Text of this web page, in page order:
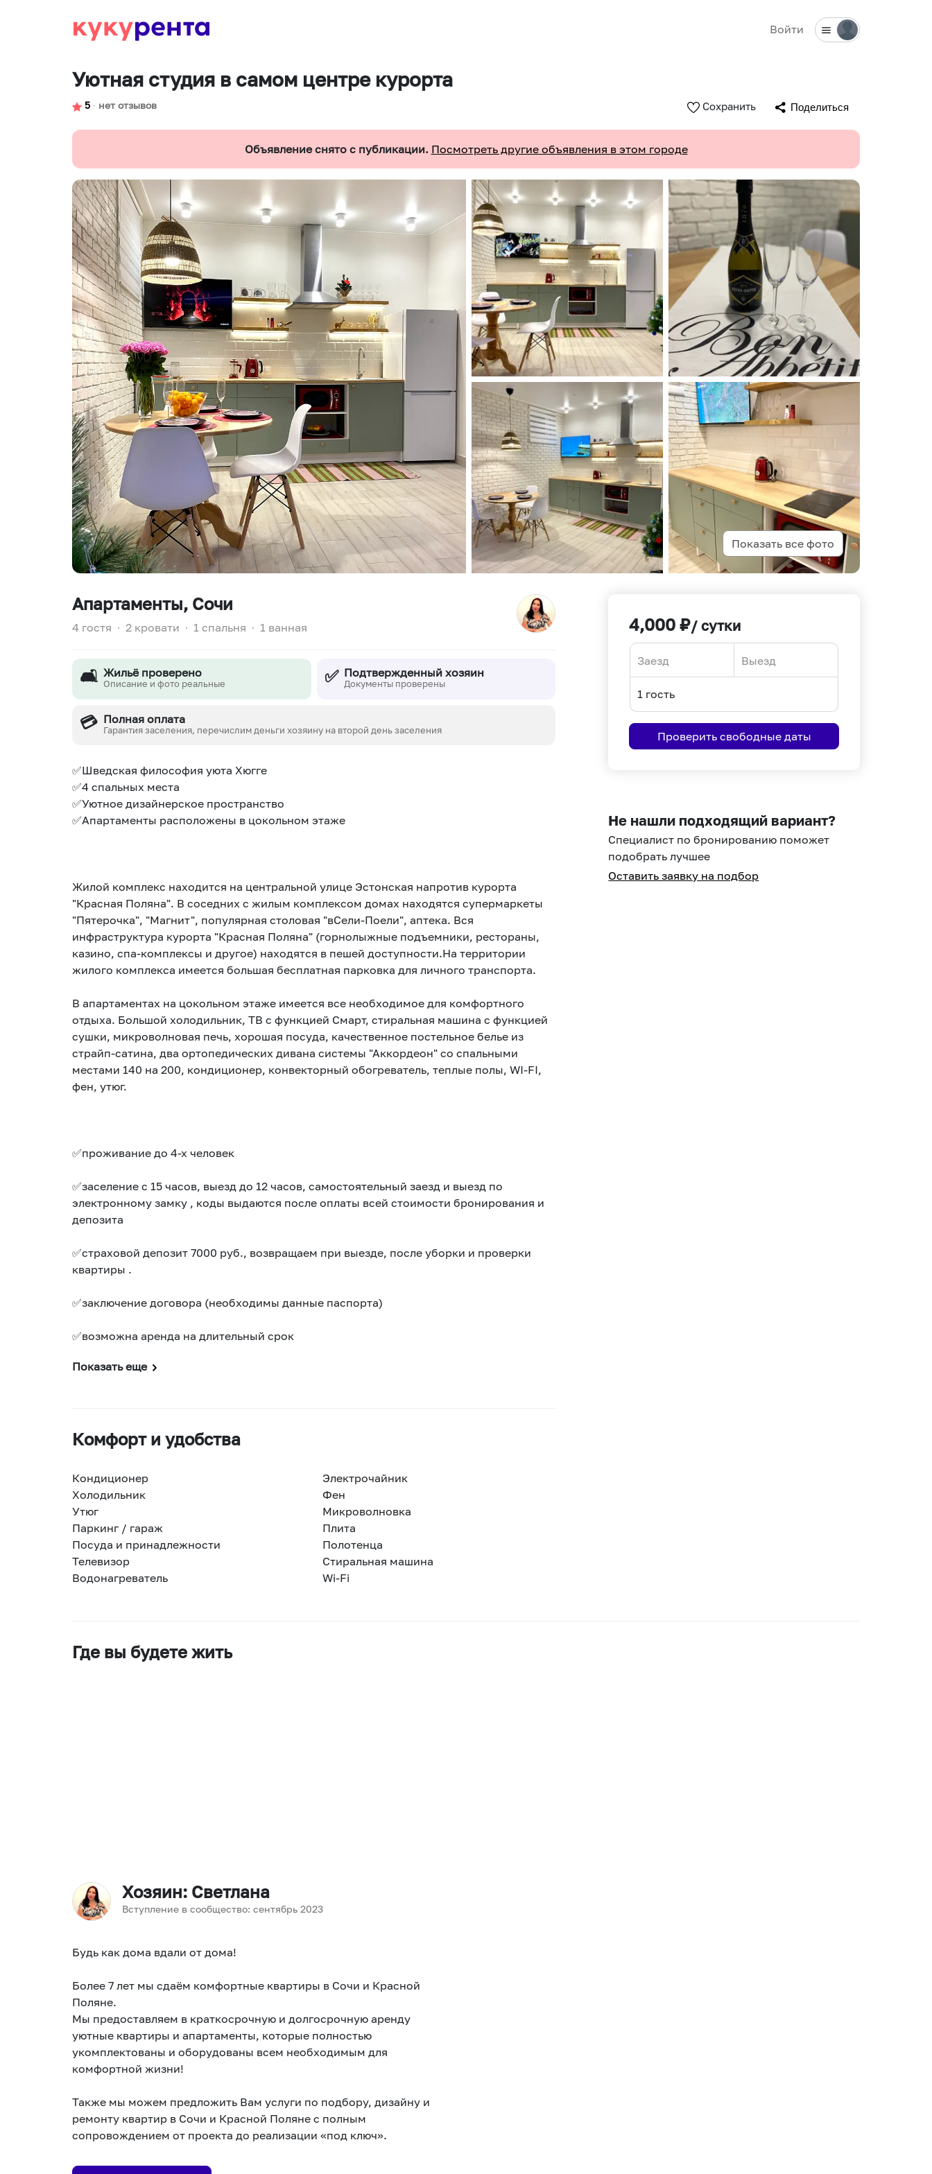
Войти
Уютная студия в самом центре курорта
5 ∙ нет отзывов Сохранить Поделиться
Объявление снято с публикации. Посмотреть другие объявления в этом городе
Показать все фото
Апартаменты, Сочи
4 гостя ∙ 2 кровати ∙ 1 спальня ∙ 1 ванная
🛋️ Жильё проверено
Описание и фото реальные ✅ Подтвержденный хозяин
Документы проверены
💳 Полная оплата
Гарантия заселения, перечислим деньги хозяину на второй день заселения
✅Шведская философия уюта Хюгге
✅4 спальных места
✅Уютное дизайнерское пространство
✅Апартаменты расположены в цокольном этаже
Жилой комплекс находится на центральной улице Эстонская напротив курорта
"Красная Поляна". В соседних с жилым комплексом домах находятся супермаркеты
"Пятерочка", "Магнит", популярная столовая "вСели-Поели", аптека. Вся
инфраструктура курорта "Красная Поляна" (горнолыжные подъемники, рестораны,
казино, спа-комплексы и другое) находятся в пешей доступности.На территории
жилого комплекса имеется большая бесплатная парковка для личного транспорта.
В апартаментах на цокольном этаже имеется все необходимое для комфортного
отдыха. Большой холодильник, ТВ с функцией Смарт, стиральная машина с функцией
сушки, микроволновая печь, хорошая посуда, качественное постельное белье из
страйп-сатина, два ортопедических дивана системы "Аккордеон" со спальными
местами 140 на 200, кондиционер, конвекторный обогреватель, теплые полы, WI-FI,
фен, утюг.
✅проживание до 4-х человек
✅заселение с 15 часов, выезд до 12 часов, самостоятельный заезд и выезд по
электронному замку , коды выдаются после оплаты всей стоимости бронирования и
депозита
✅страховой депозит 7000 руб., возвращаем при выезде, после уборки и проверки
квартиры .
✅заключение договора (необходимы данные паспорта)
✅возможна аренда на длительный срок
Показать еще
Комфорт и удобства
Кондиционер
Электрочайник
Холодильник
Фен
Утюг
Микроволновка
Паркинг / гараж
Плита
Посуда и принадлежности
Полотенца
Телевизор
Стиральная машина
Водонагреватель
Wi-Fi
4,000 ₽/ сутки
forward
interact
with
select
a
date.
the
interact
with
select
a
the
Проверить свободные даты
Не нашли подходящий вариант?
Специалист по бронированию поможет
подобрать лучшее
Оставить заявку на подбор
Где вы будете жить
Хозяин: Светлана
Вступление в сообщество: сентябрь 2023
Будь как дома вдали от дома!
Более 7 лет мы сдаём комфортные квартиры в Сочи и Красной
Поляне.
Мы предоставляем в краткосрочную и долгосрочную аренду
уютные квартиры и апартаменты, которые полностью
укомплектованы и оборудованы всем необходимым для
комфортной жизни!
Также мы можем предложить Вам услуги по подбору, дизайну и
ремонту квартир в Сочи и Красной Поляне с полным
сопровождением от проекта до реализации «под ключ».